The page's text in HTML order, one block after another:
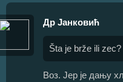
Др Јанковић
Šta je brže ili zec?
Воз. Јер је дању